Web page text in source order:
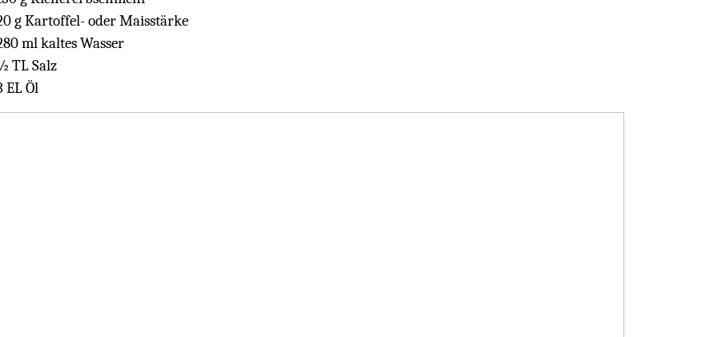
g Kartoffel- oder Maisstärke
ml kaltes Wasser
TL Salz
EL Öl